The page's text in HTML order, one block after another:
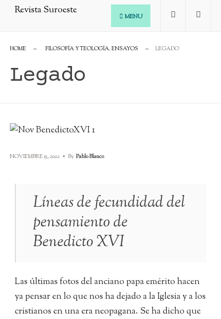
MENU
HOME FILOSOFÍA Y TEOLOGÍA,ENSAYOS LEGADO
Legado
NOVIEMBRE 15, 2022 • By Pablo Blanco
Líneas de fecundidad del
pensamiento de
Benedicto XVI
Las últimas fotos del anciano papa emérito hacen
ya pensar en lo que nos ha dejado a la Iglesia y a los
cristianos en una era neopagana. Se ha dicho que